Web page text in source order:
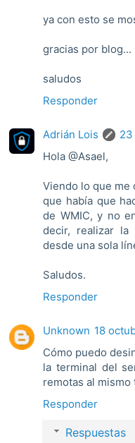
ya con esto se
gracias por blog...
saludos
Responder
Adrián Lois
23
Hola @Asael,
Viendo lo que me
que había que
de WMIC, y no
decir, realizar la
desde una sola
Saludos.
Responder
Unknown 18
Cómo puedo
la terminal del
remotas al
Responder
Respuestas